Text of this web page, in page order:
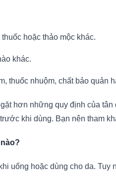
hoặc thảo mộc khác.
khác.
thuốc nhuộm, chất bảo quản
hơn những quy định của
khi dùng. Bạn nên tham
uống hoặc dùng cho da.